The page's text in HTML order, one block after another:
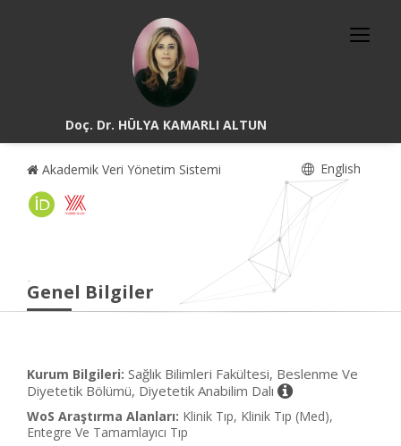
Doç. Dr. HÜLYA KAMARLI ALTUN
Akademik Veri Yönetim Sistemi English
Genel Bilgiler
Kurum Bilgileri: Sağlık Bilimleri Fakültesi, Beslenme Ve
Diyetetik Bölümü, Diyetetik Anabilim Dalı
WoS Araştırma Alanları: Klinik Tıp, Klinik Tıp (Med),
Entegre Ve Tamamlayıcı Tıp